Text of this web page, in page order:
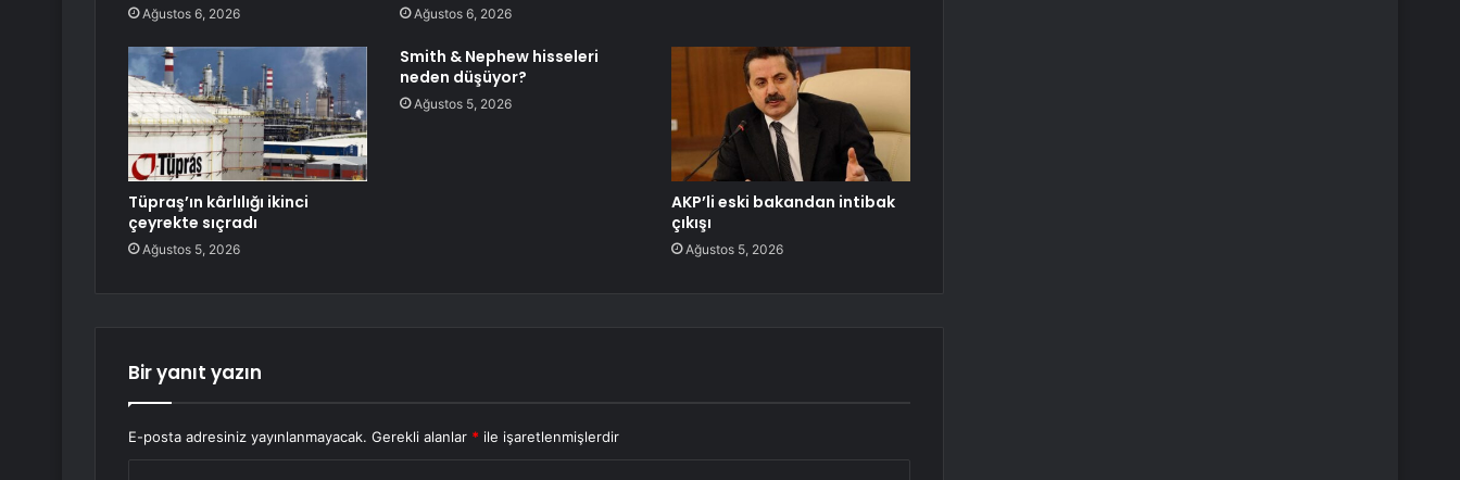
Ağustos 6, 2026 Ağustos 6, 2026
Tüpraş’ın kârlılığı ikinci
çeyrekte sıçradı
Ağustos 5, 2026
Smith & Nephew hisseleri
neden düşüyor?
Ağustos 5, 2026
AKP’li eski bakandan intibak
çıkışı
Ağustos 5, 2026
Bir yanıt yazın
E-posta adresiniz yayınlanmayacak. Gerekli alanlar * ile işaretlenmişlerdir